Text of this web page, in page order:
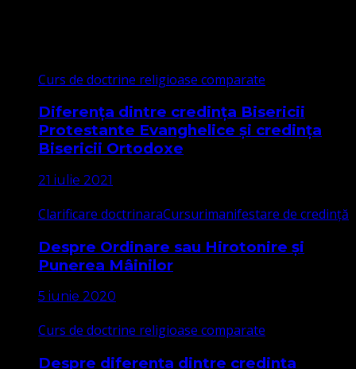
Curs de doctrine religioase comparate
Diferența dintre credința Bisericii
Protestante Evanghelice și credința
Bisericii Ortodoxe
21 iulie 2021
Clarificare doctrinaraCursurimanifestare de credință
Despre Ordinare sau Hirotonire și
Punerea Mâinilor
5 iunie 2020
Curs de doctrine religioase comparate
Despre diferența dintre credința